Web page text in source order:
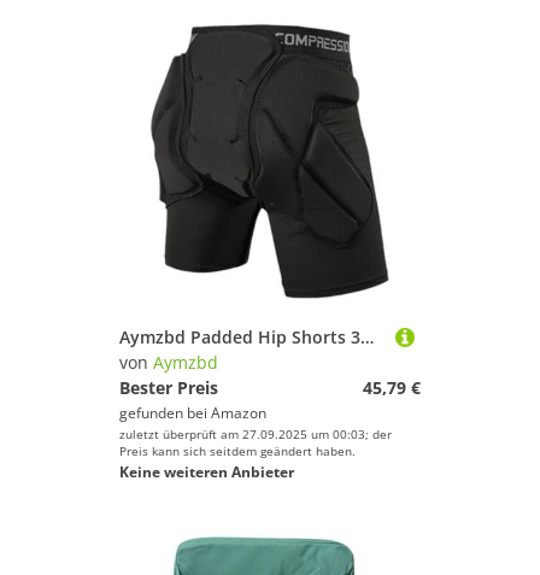
Aymzbd Padded Hip Shorts 3D Protektorhose für Steißbein Und Hüftschutz Flexible Eva Schaumstoffpolster Atmungsaktive Materialstruktur für Skaten Skifahren O, Schwarz XL
von Aymzbd
Bester Preis
45,79 €
gefunden bei Amazon
zuletzt überprüft am 27.09.2025 um 00:03; der
Preis kann sich seitdem geändert haben.
Keine weiteren Anbieter